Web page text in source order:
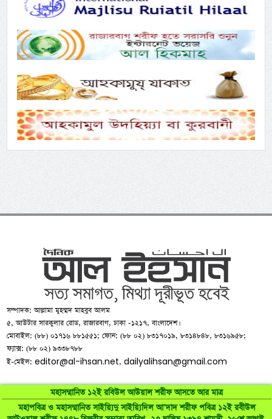
মহাসম্মানিত ১২ই রবিউল আউয়াল শরীফ আসতে আর মাত্র
মহাপবিত্র ও মহাসম্মানিত সাইয়্যিদু সাইয়্যিদিল আ’দাদ শরীফ পবিত্র ১২ই রবীউল
সম্পাদক: আল্লামা মুহম্মদ মাহবুব আলম
৫, আউটার সারকুলার রোড, রাজারবাগ, ঢাকা -১২১৭, বাংলাদেশ।
মোবাইল: (৮৮) ০১৭১৬ ৮৮১৫৫১; ফোন: (৮৮ ০২) ৮৩১৭০১৯, ৮৩১৪৮৪৮, ৮৩১৬৯৫৮;
ফ্যাক্স: (৮৮ ০২) ৯৩৩৮৭৮৮
ই-মেইল:editor@al-ihsan.net,dailyalihsan@gmail.com